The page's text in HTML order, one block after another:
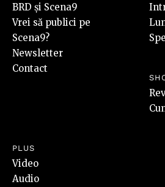
BRD și Scena9
Vrei să publici pe
Scena9?
Newsletter
Contact
PLUS
Video
Audio